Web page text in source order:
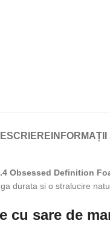
Obsessed Definition
durata si o stralucire
cu sare de